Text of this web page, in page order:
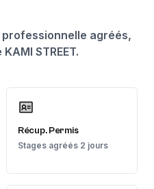
agréés,
STREET.
Récup. Permis
Stages agréés 2 jours